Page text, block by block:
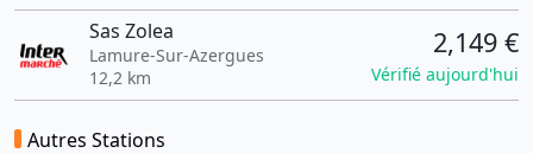
Sas Zolea
Lamure-Sur-Azergues
12,2 km
2,149 €
Vérifié aujourd'hui
Autres Stations